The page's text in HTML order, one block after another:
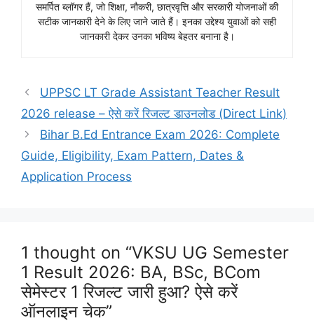
समर्पित ब्लॉगर हैं, जो शिक्षा, नौकरी, छात्रवृत्ति और सरकारी योजनाओं की
सटीक जानकारी देने के लिए जाने जाते हैं। इनका उद्देश्य युवाओं को सही
जानकारी देकर उनका भविष्य बेहतर बनाना है।
UPPSC LT Grade Assistant Teacher Result
2026 release – ऐसे करें रिजल्ट डाउनलोड (Direct Link)
Bihar B.Ed Entrance Exam 2026: Complete
Guide, Eligibility, Exam Pattern, Dates &
Application Process
1 thought on “VKSU UG Semester
1 Result 2026: BA, BSc, BCom
सेमेस्टर 1 रिजल्ट जारी हुआ? ऐसे करें
ऑनलाइन चेक”